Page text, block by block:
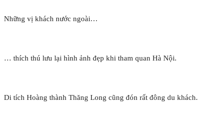
Những vị khách nước ngoài…
… thích thú lưu lại hình ảnh đẹp khi tham quan Hà Nội.
Di tích Hoàng thành Thăng Long cũng đón rất đông du khách.